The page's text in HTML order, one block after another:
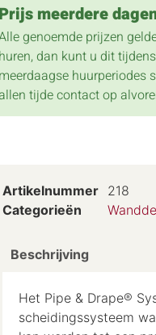
Prijs meerdere
genoemde prijzen
huren, dan kunt u dit
meerdaagse huurperiodes
tijde contact op
Artikelnummer 218
Categorieën
Beschrijving
Het Pipe & Drape®
scheidingssysteem